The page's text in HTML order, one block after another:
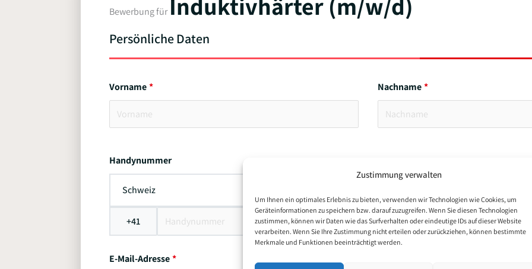
Zustimmung verwalten
Um Ihnen ein optimales Erlebnis zu bieten, verwenden wir Technologien wie Cookies, um
Geräteinformationen zu speichern bzw. darauf zuzugreifen. Wenn Sie diesen Technologien
zustimmen, können wir Daten wie das Surfverhalten oder eindeutige IDs auf dieser Website
verarbeiten. Wenn Sie Ihre Zustimmung nicht erteilen oder zurückziehen, können bestimmte
Merkmale und Funktionen beeinträchtigt werden.
Bewerbung für
Persönliche Daten
Vorname Nachname
Handynummer
Schweiz
+41
E-Mail-Adresse